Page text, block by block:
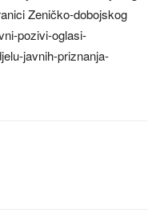
Zeničko-dobojskog
pozivi-oglasi-
javnih-priznanja-